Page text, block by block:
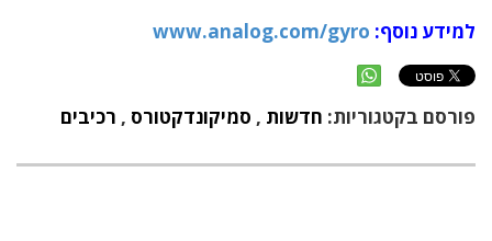
למידע נוסף: www.analog.com/gyro
פורסם בקטגוריות: חדשות , סמיקונדקטורס , רכיבים